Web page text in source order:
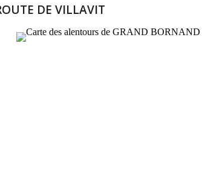
DE VILLAVIT